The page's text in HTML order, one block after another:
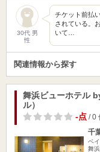
30代 男
性
チケット前払
されている。
いて…
関連情報から探す
舞浜ビューホテル
ル）
-点/ 0
千
ベ
舞